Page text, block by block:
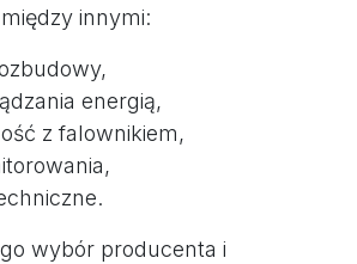
innymi:
energią,
z falownikiem,
wybór producenta i